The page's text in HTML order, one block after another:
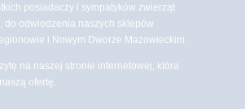
posiadaczy i sympatyków zwierząt
do odwiedzenia naszych sklepów
i Nowym Dworze Mazowieckim
na naszej stronie internetowej, która
ofertę.